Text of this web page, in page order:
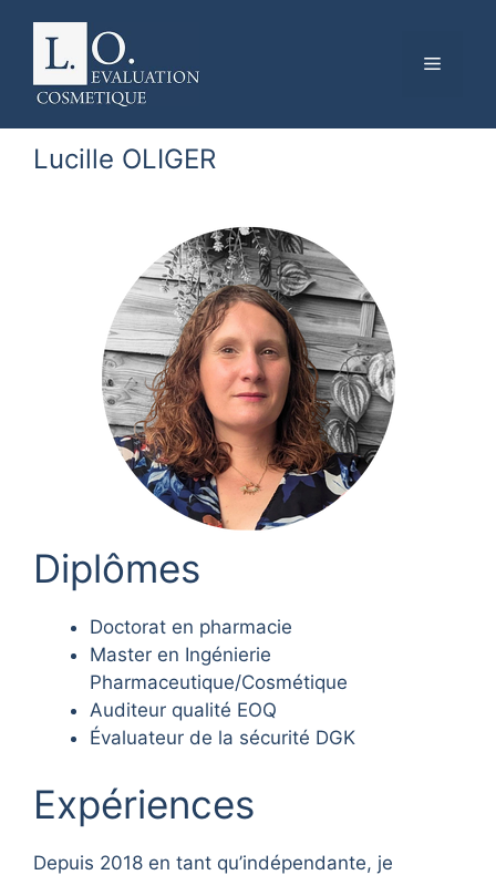
Aller
Menu
Lucille OLIGER
Diplômes
Doctorat en pharmacie
Master en Ingénierie
Pharmaceutique/Cosmétique
Auditeur qualité EOQ
Évaluateur de la sécurité DGK
Expériences
Depuis 2018 en tant qu’indépendante, je